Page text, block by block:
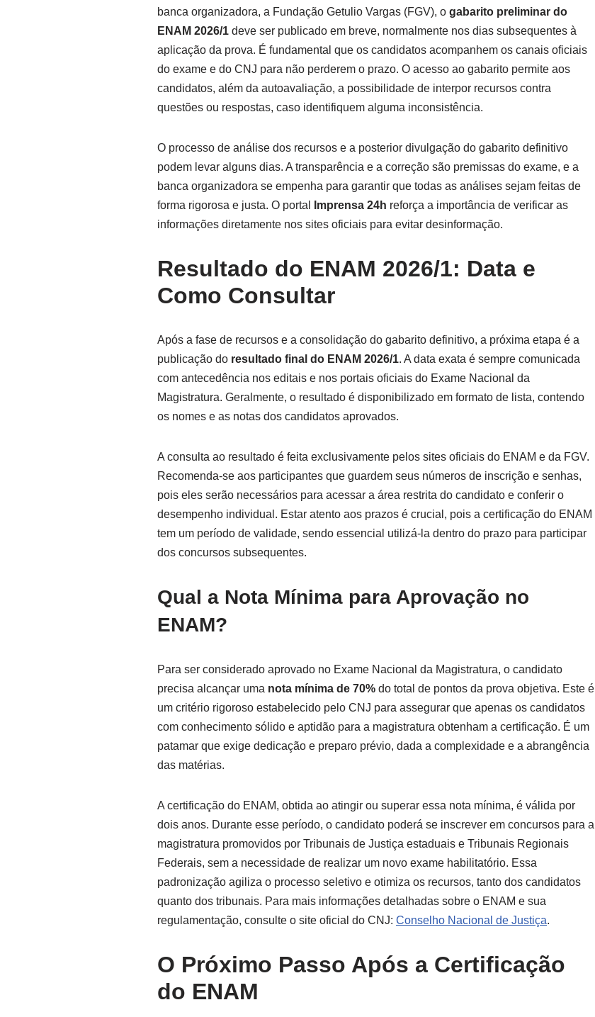
banca organizadora, a Fundação Getulio Vargas (FGV), o gabarito preliminar do
ENAM 2026/1 deve ser publicado em breve, normalmente nos dias subsequentes à
aplicação da prova. É fundamental que os candidatos acompanhem os canais oficiais
do exame e do CNJ para não perderem o prazo. O acesso ao gabarito permite aos
candidatos, além da autoavaliação, a possibilidade de interpor recursos contra
questões ou respostas, caso identifiquem alguma inconsistência.
O processo de análise dos recursos e a posterior divulgação do gabarito definitivo
podem levar alguns dias. A transparência e a correção são premissas do exame, e a
banca organizadora se empenha para garantir que todas as análises sejam feitas de
forma rigorosa e justa. O portal
Imprensa 24h reforça a importância de verificar as
informações diretamente nos sites oficiais para evitar desinformação.
Resultado do ENAM 2026/1: Data e
Como Consultar
Após a fase de recursos e a consolidação do gabarito definitivo, a próxima etapa é a
publicação do resultado final do ENAM 2026/1. A data exata é sempre comunicada
com antecedência nos editais e nos portais oficiais do Exame Nacional da
Magistratura. Geralmente, o resultado é disponibilizado em formato de lista, contendo
os nomes e as notas dos candidatos aprovados.
A consulta ao resultado é feita exclusivamente pelos sites oficiais do ENAM e da FGV.
Recomenda-se aos participantes que guardem seus números de inscrição e senhas,
pois eles serão necessários para acessar a área restrita do candidato e conferir o
desempenho individual. Estar atento aos prazos é crucial, pois a certificação do ENAM
tem um período de validade, sendo essencial utilizá-la dentro do prazo para participar
dos concursos subsequentes.
Qual a Nota Mínima para Aprovação no
ENAM?
Para ser considerado aprovado no Exame Nacional da Magistratura, o candidato
precisa alcançar uma nota mínima de 70% do total de pontos da prova objetiva. Este é
um critério rigoroso estabelecido pelo CNJ para assegurar que apenas os candidatos
com conhecimento sólido e aptidão para a magistratura obtenham a certificação. É um
patamar que exige dedicação e preparo prévio, dada a complexidade e a abrangência
das matérias.
A certificação do ENAM, obtida ao atingir ou superar essa nota mínima, é válida por
dois anos. Durante esse período, o candidato poderá se inscrever em concursos para a
magistratura promovidos por Tribunais de Justiça estaduais e Tribunais Regionais
Federais, sem a necessidade de realizar um novo exame habilitatório. Essa
padronização agiliza o processo seletivo e otimiza os recursos, tanto dos candidatos
quanto dos tribunais. Para mais informações detalhadas sobre o ENAM e sua
regulamentação, consulte o site oficial do CNJ: Conselho Nacional de Justiça.
O Próximo Passo Após a Certificação
do ENAM